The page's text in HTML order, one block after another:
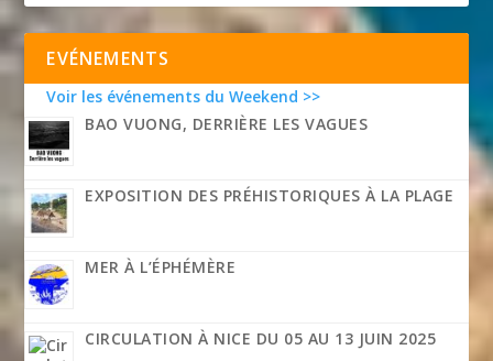
EVÉNEMENTS
Voir les événements du Weekend >>
BAO VUONG, DERRIÈRE LES VAGUES
EXPOSITION DES PRÉHISTORIQUES À LA PLAGE
MER À L’ÉPHÉMÈRE
CIRCULATION À NICE DU 05 AU 13 JUIN 2025